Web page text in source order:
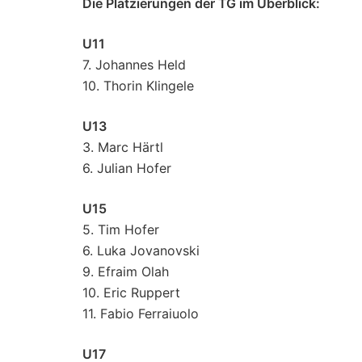
Die Platzierungen der TG im Überblick:
U11
7. Johannes Held
10. Thorin Klingele
U13
3. Marc Härtl
6. Julian Hofer
U15
5. Tim Hofer
6. Luka Jovanovski
9. Efraim Olah
10. Eric Ruppert
11. Fabio Ferraiuolo
U17